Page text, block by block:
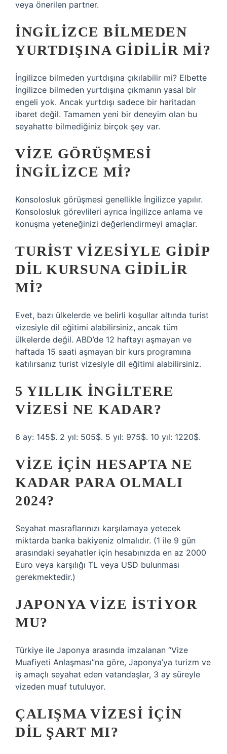
veya önerilen partner.
İNGILIZCE BILMEDEN
YURTDIŞINA GIDILIR MI?
İngilizce bilmeden yurtdışına çıkılabilir mi? Elbette
İngilizce bilmeden yurtdışına çıkmanın yasal bir
engeli yok. Ancak yurtdışı sadece bir haritadan
ibaret değil. Tamamen yeni bir deneyim olan bu
seyahatte bilmediğiniz birçok şey var.
VIZE GÖRÜŞMESI
İNGILIZCE MI?
Konsolosluk görüşmesi genellikle İngilizce yapılır.
Konsolosluk görevlileri ayrıca İngilizce anlama ve
konuşma yeteneğinizi değerlendirmeyi amaçlar.
TURIST VIZESIYLE GIDIP
DIL KURSUNA GIDILIR
MI?
Evet, bazı ülkelerde ve belirli koşullar altında turist
vizesiyle dil eğitimi alabilirsiniz, ancak tüm
ülkelerde değil. ABD’de 12 haftayı aşmayan ve
haftada 15 saati aşmayan bir kurs programına
katılırsanız turist vizesiyle dil eğitimi alabilirsiniz.
5 YILLIK İNGILTERE
VIZESI NE KADAR?
6 ay: 145$. 2 yıl: 505$. 5 yıl: 975$. 10 yıl: 1220$.
VIZE IÇIN HESAPTA NE
KADAR PARA OLMALI
2024?
Seyahat masraflarınızı karşılamaya yetecek
miktarda banka bakiyeniz olmalıdır. (1 ile 9 gün
arasındaki seyahatler için hesabınızda en az 2000
Euro veya karşılığı TL veya USD bulunması
gerekmektedir.)
JAPONYA VIZE ISTIYOR
MU?
Türkiye ile Japonya arasında imzalanan “Vize
Muafiyeti Anlaşması”na göre, Japonya’ya turizm ve
iş amaçlı seyahat eden vatandaşlar, 3 ay süreyle
vizeden muaf tutuluyor.
ÇALIŞMA VIZESI IÇIN
DIL ŞART MI?